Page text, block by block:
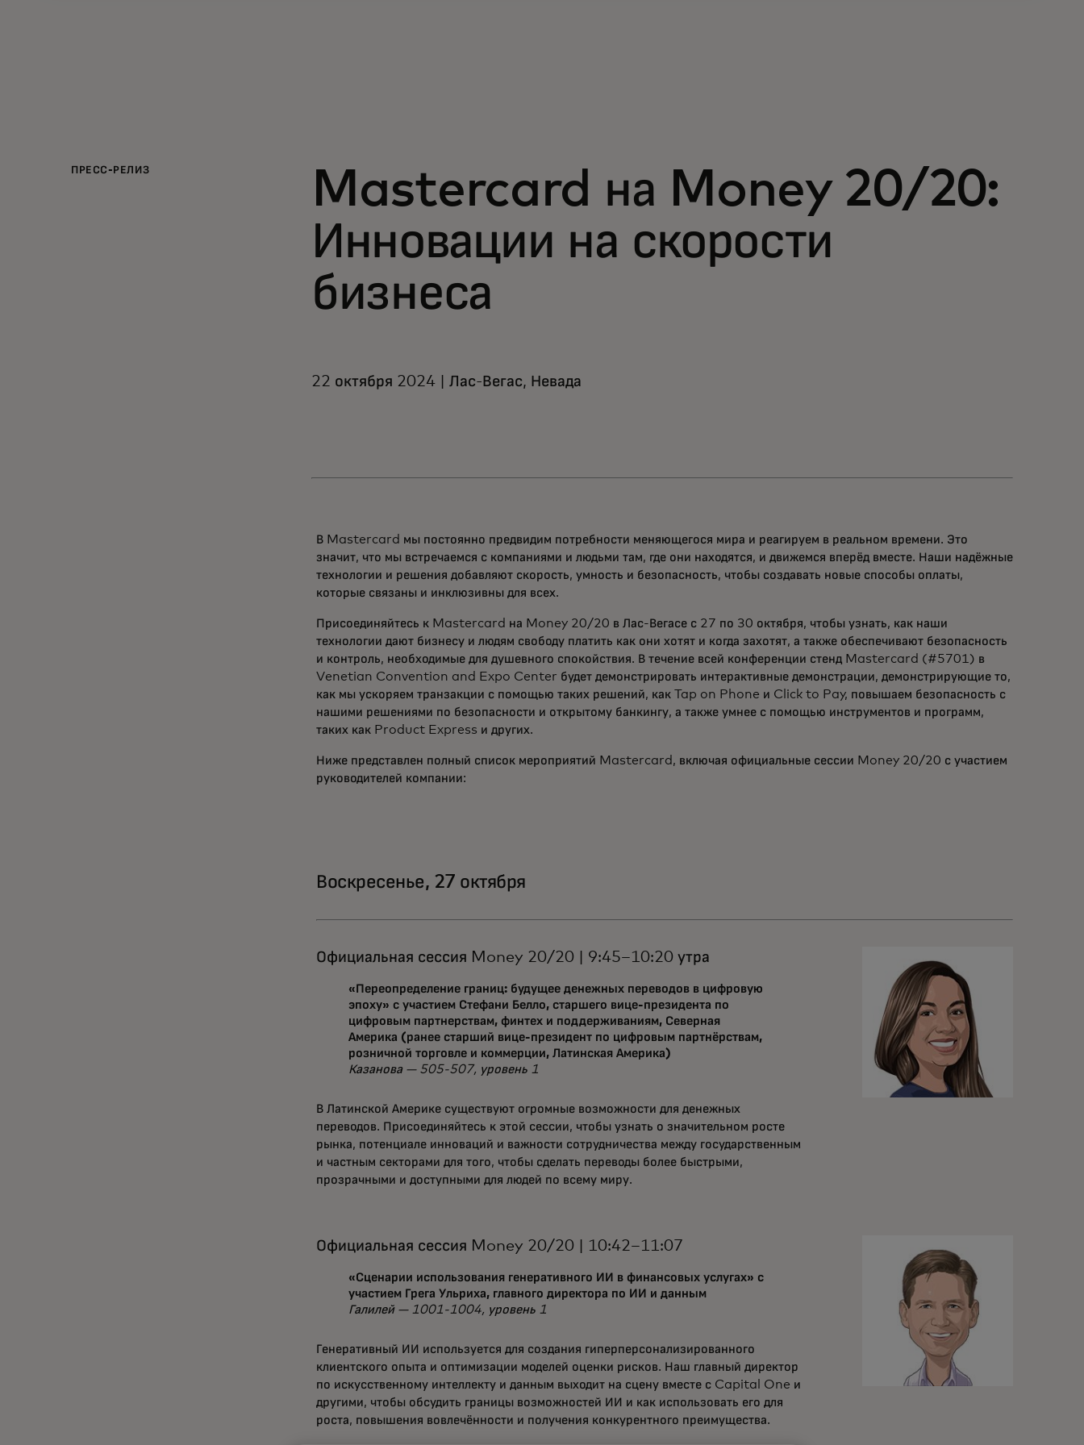
ПРЕСС-РЕЛИЗ
Mastercard на Money 20/20:
Инновации на скорости
бизнеса
22 октября 2024 | Лас-Вегас, Невада
В Mastercard мы постоянно предвидим потребности меняющегося мира и реагируем в реальном времени. Это
значит, что мы встречаемся с компаниями и людьми там, где они находятся, и движемся вперёд вместе. Наши надёжные
технологии и решения добавляют скорость, умность и безопасность, чтобы создавать новые способы оплаты,
которые связаны и инклюзивны для всех.
Присоединяйтесь к Mastercard на Money 20/20 в Лас-Вегасе с 27 по 30 октября, чтобы узнать, как наши
технологии дают бизнесу и людям свободу платить как они хотят и когда захотят, а также обеспечивают безопасность
и контроль, необходимые для душевного спокойствия. В течение всей конференции стенд Mastercard (#5701) в
Venetian Convention and Expo Center будет демонстрировать интерактивные демонстрации, демонстрирующие то,
как мы ускоряем транзакции с помощью таких решений, как Tap on Phone и Click to Pay, повышаем безопасность с
нашими решениями по безопасности и открытому банкингу, а также умнее с помощью инструментов и программ,
таких как Product Express и других.
Ниже представлен полный список мероприятий Mastercard, включая официальные сессии Money 20/20 с участием
руководителей компании:
Воскресенье, 27 октября
Официальная сессия Money 20/20 | 9:45–10:20 утра
«Переопределение границ: будущее денежных переводов в цифровую
эпоху» с участием Стефани Белло, старшего вице-президента по
цифровым партнерствам, финтех и поддерживаниям, Северная
Америка (ранее старший вице-президент по цифровым партнёрствам,
розничной торговле и коммерции, Латинская Америка)
Казанова — 505-507, уровень 1
В Латинской Америке существуют огромные возможности для денежных
переводов. Присоединяйтесь к этой сессии, чтобы узнать о значительном росте
рынка, потенциале инноваций и важности сотрудничества между государственным
и частным секторами для того, чтобы сделать переводы более быстрыми,
прозрачными и доступными для людей по всему миру.
Официальная сессия Money 20/20 | 10:42–11:07
«Сценарии использования генеративного ИИ в финансовых услугах» с
участием Грега Ульриха, главного директора по ИИ и данным
Галилей — 1001-1004, уровень 1
Генеративный ИИ используется для создания гиперперсонализированного
клиентского опыта и оптимизации моделей оценки рисков. Наш главный директор
по искусственному интеллекту и данным выходит на сцену вместе с Capital One и
другими, чтобы обсудить границы возможностей ИИ и как использовать его для
роста, повышения вовлечённости и получения конкурентного преимущества.